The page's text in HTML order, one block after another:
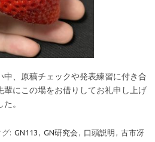
、原稿チェックや発表練習に付き合
輩にこの場をお借りしてお礼申し上げ
。
グ: GN113 , GN研究会 , 口頭説明 , 古市冴